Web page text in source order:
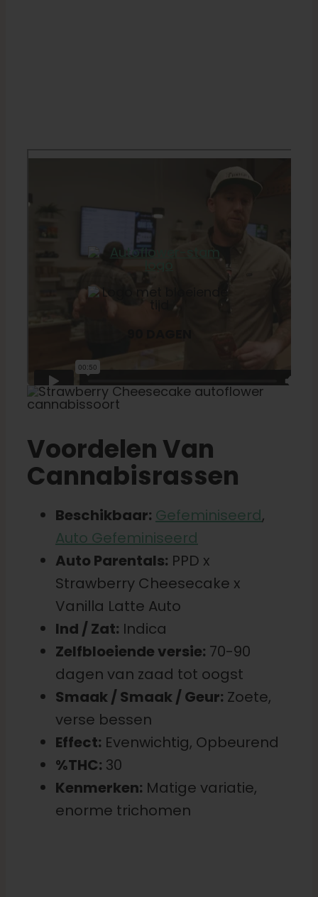
Voordelen Van
Cannabisrassen
Beschikbaar: Gefeminiseerd,
Auto Gefeminiseerd
Auto Parentals: PPD x
Strawberry Cheesecake x
Vanilla Latte Auto
Ind / Zat: Indica
Zelfbloeiende versie: 70-90
dagen van zaad tot oogst
Smaak / Smaak / Geur: Zoete,
verse bessen
Effect: Evenwichtig, Opbeurend
%THC: 30
Kenmerken: Matige variatie,
enorme trichomen